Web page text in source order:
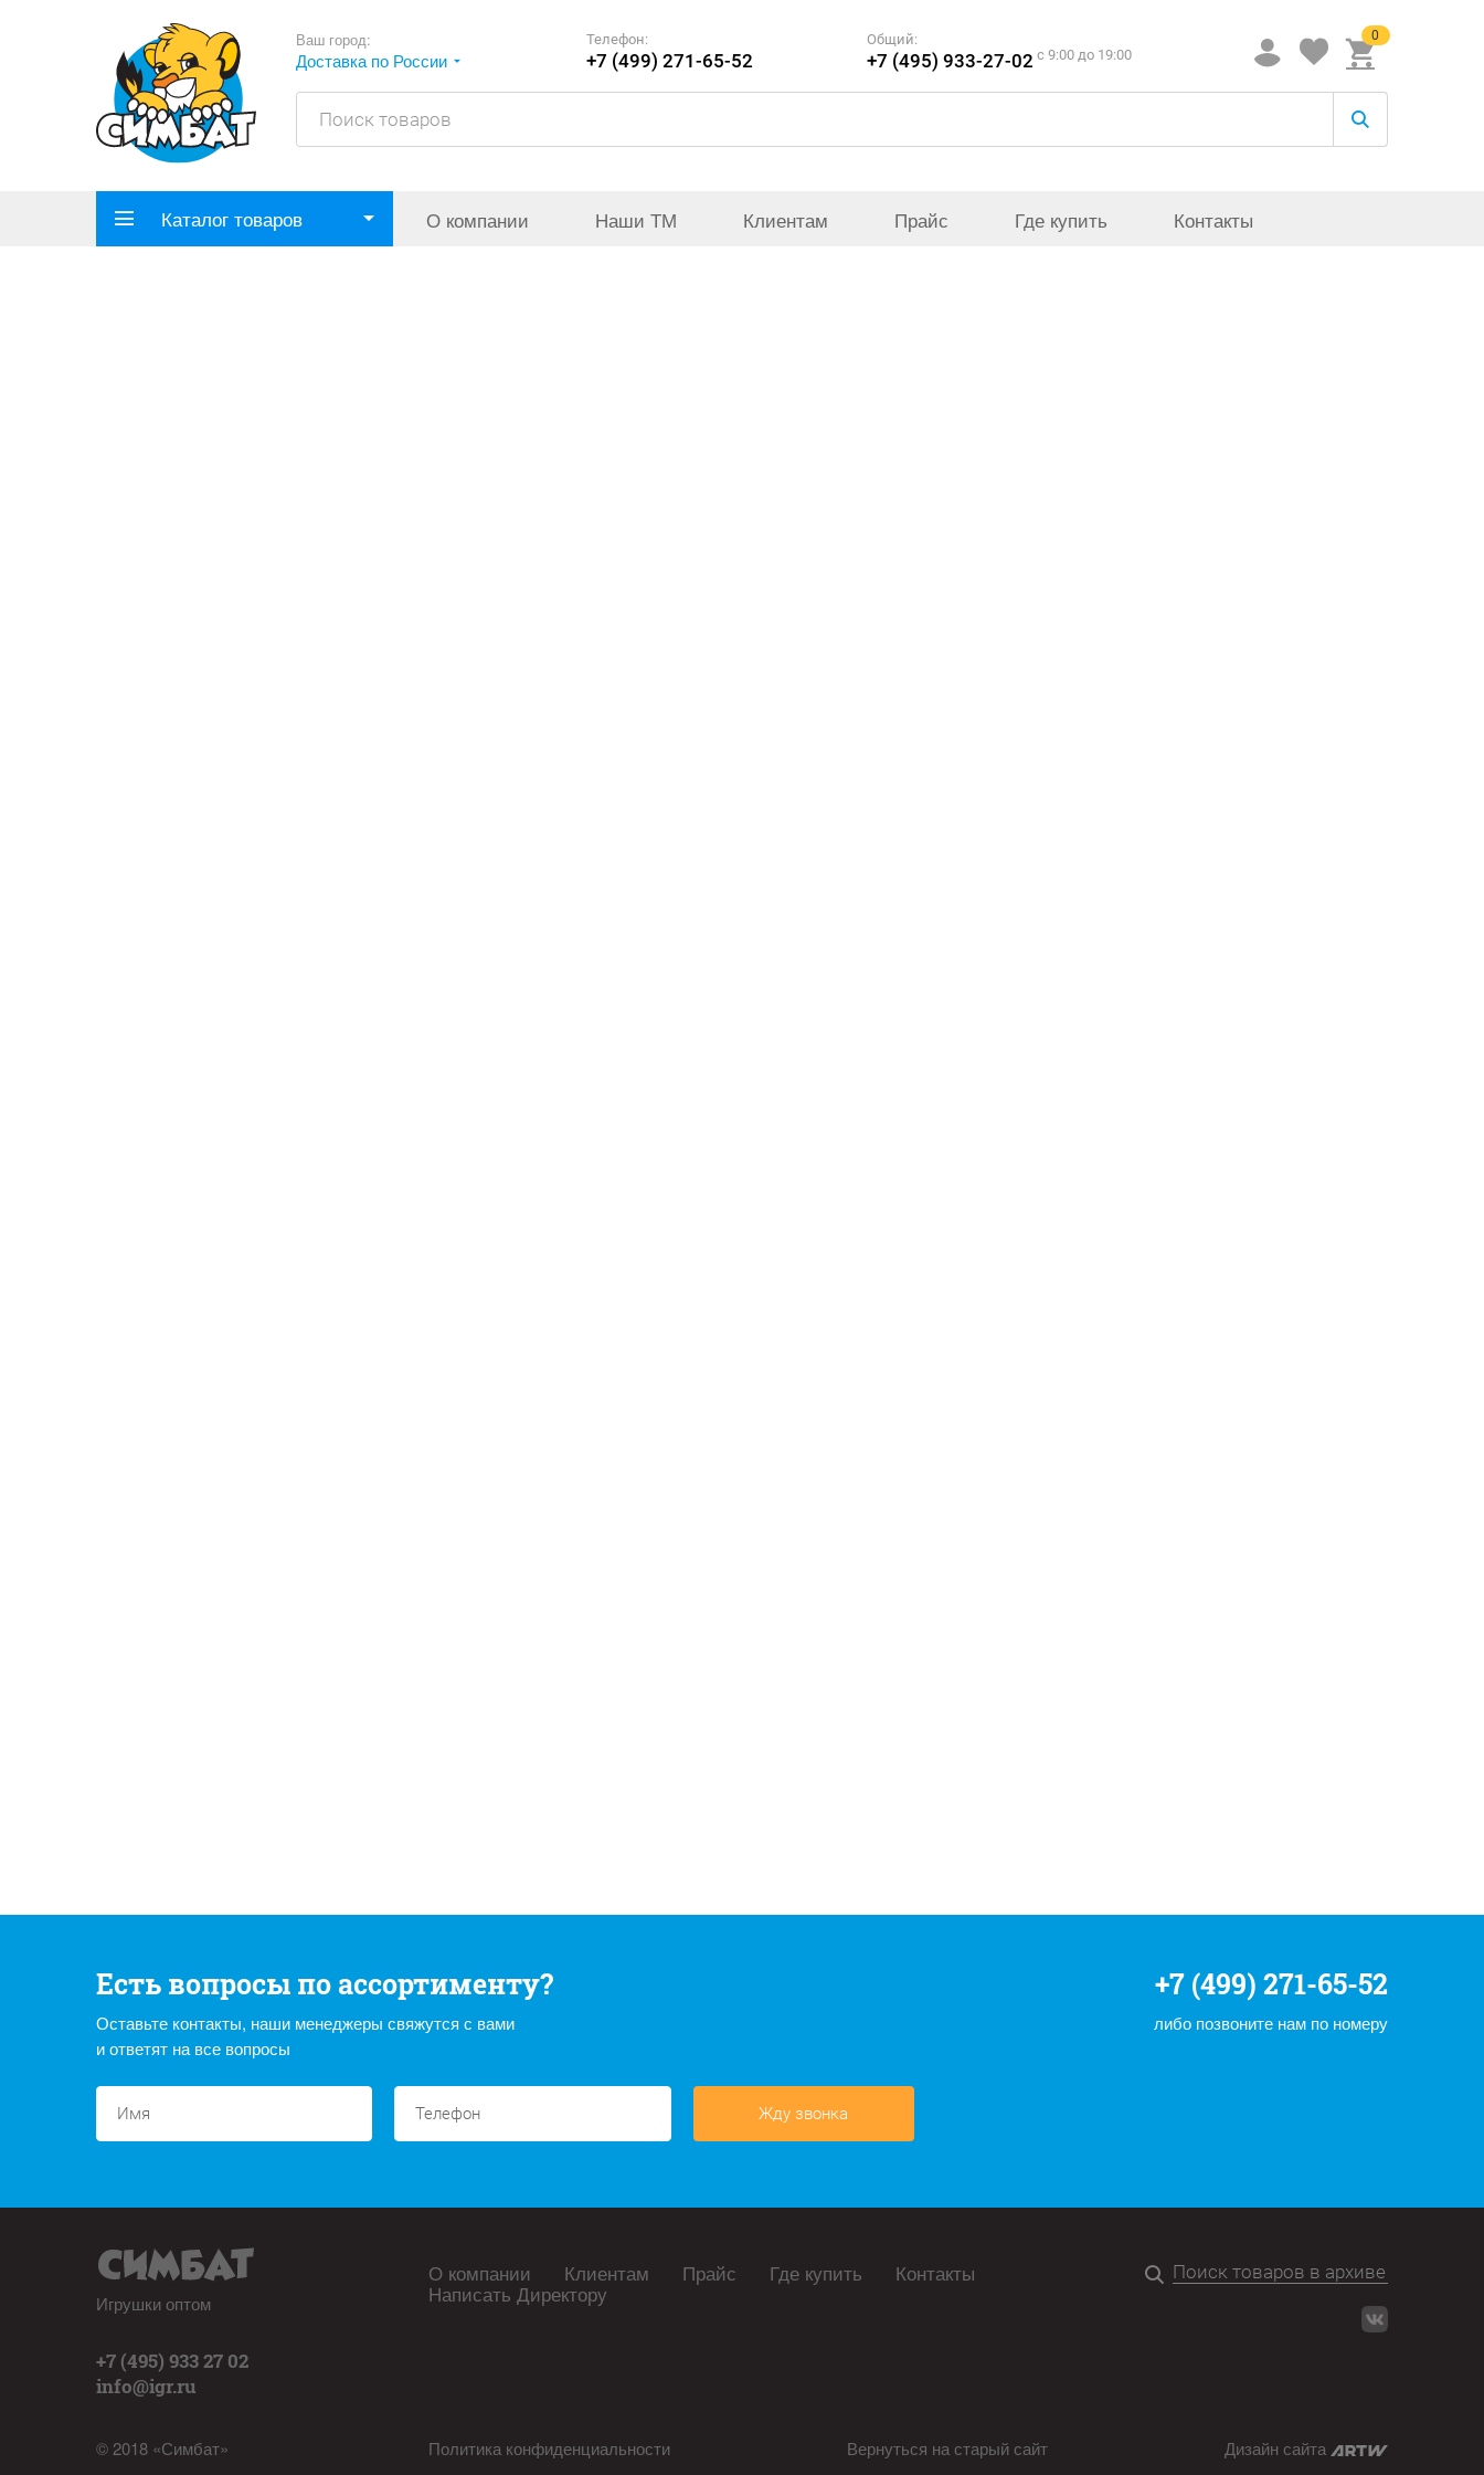
Ваш город:
Доставка по России
Телефон:
+7 (499) 271-65-52
Общий:
+7 (495) 933-27-02 c 9:00 до 19:00
0
Каталог товаров О компании Наши ТМ Клиентам Прайс Где купить Контакты
Есть вопросы по ассортименту?
Оставьте контакты, наши менеджеры свяжутся с вами
и ответят на все вопросы
+7 (499) 271-65-52
либо позвоните нам по номеру
Жду звонка
Игрушки оптом
+7 (495) 933 27 02
info@igr.ru
© 2018 «Симбат»
О компании Клиентам Прайс Где купить Контакты
Написать Директору
Политика конфиденциальности Вернуться на старый сайт Дизайн сайта